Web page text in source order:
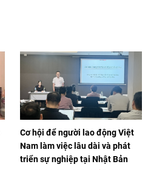
Cơ hội để người lao động Việt
Nam làm việc lâu dài và phát
triển sự nghiệp tại Nhật Bản